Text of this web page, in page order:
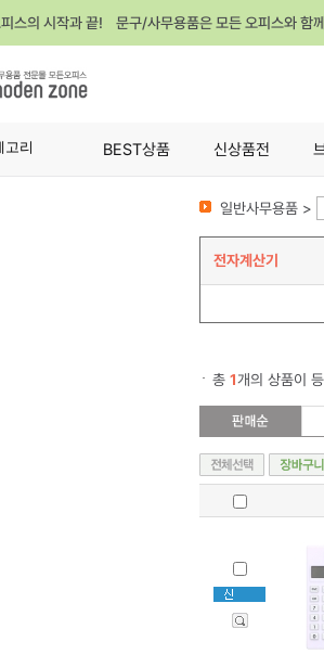
스의 시작과 끝! 문구/사무용품은 모든 오피스와 함
고리 BEST상품 신상품전
일반사무용품 >
전자계산기
총 1개의 상품이